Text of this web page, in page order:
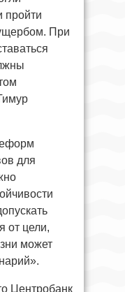
пройти
При
для
от цели,
может
Центробанк